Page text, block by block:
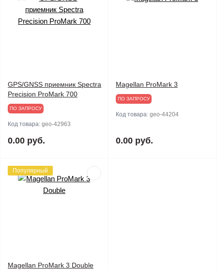
GPS/GNSS приемник Spectra
Precision ProMark 700
ПО ЗАПРОСУ
Код товара: geo-42963
0.00 руб.
Magellan ProMark 3
ПО ЗАПРОСУ
Код товара: geo-44204
0.00 руб.
Популярный
Magellan ProMark 3 Double